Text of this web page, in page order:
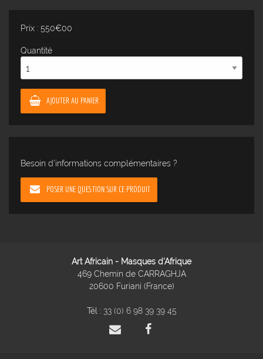
Prix : 550€00
Quantité
AJOUTER AU PANIER
Besoin d'informations complémentaires ?
POSER UNE QUESTION SUR CE PRODUIT
Art Africain - Masques d'Afrique
469 Chemin de CARRAGHJA
20600 Furiani (France)
Tél : 33 (0) 6 98 39 39 45